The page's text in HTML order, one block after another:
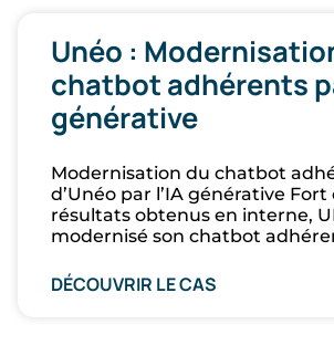
Unéo :
chatbot adhérents
générative
Modernisation du chatbot
d’Unéo par l’IA générative Fort
résultats obtenus en interne,
modernisé son chatbot
DÉCOUVRIR LE CAS